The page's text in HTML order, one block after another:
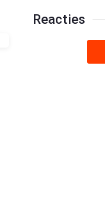
Reacties